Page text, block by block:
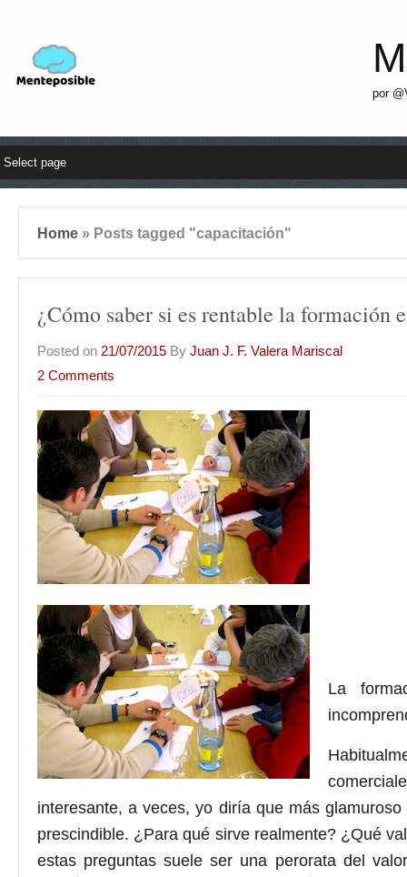
por
Home » Posts tagged "capacitación"
¿Cómo saber si es rentable la formación
Posted on 21/07/2015 By Juan J. F. Valera Mariscal
2 Comments
La
interesante, a veces, yo diría que más
prescindible. ¿Para qué sirve realmente? ¿Qué
estas preguntas suele ser una perorata del